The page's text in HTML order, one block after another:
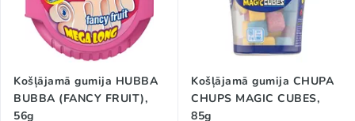
Košļājamā gumija HUBBA
BUBBA (FANCY FRUIT),
56g
Košļājamā gumija CHUPA
CHUPS MAGIC CUBES,
85g